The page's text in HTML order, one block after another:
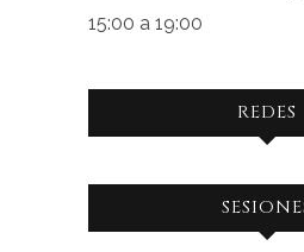
15:00 a 19:00
REDES
Ver
Ver